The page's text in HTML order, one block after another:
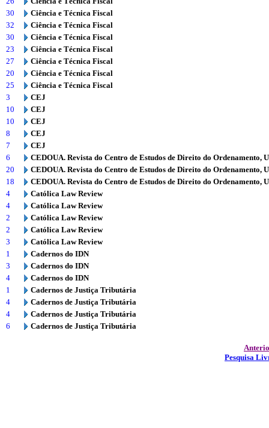
30
Ciência e Técnica Fiscal
32
Ciência e Técnica Fiscal
30
Ciência e Técnica Fiscal
23
Ciência e Técnica Fiscal
27
Ciência e Técnica Fiscal
20
Ciência e Técnica Fiscal
25
Ciência e Técnica Fiscal
3
CEJ
10
CEJ
10
CEJ
8
CEJ
7
CEJ
6
CEDOUA. Revista do Centro de Estudos de Direito do Ordenamento,
20
CEDOUA. Revista do Centro de Estudos de Direito do Ordenamento,
18
CEDOUA. Revista do Centro de Estudos de Direito do Ordenamento,
4
Católica Law Review
4
Católica Law Review
2
Católica Law Review
2
Católica Law Review
3
Católica Law Review
1
Cadernos do IDN
3
Cadernos do IDN
4
Cadernos do IDN
1
Cadernos de Justiça Tributária
4
Cadernos de Justiça Tributária
4
Cadernos de Justiça Tributária
6
Cadernos de Justiça Tributária
Pesquisa